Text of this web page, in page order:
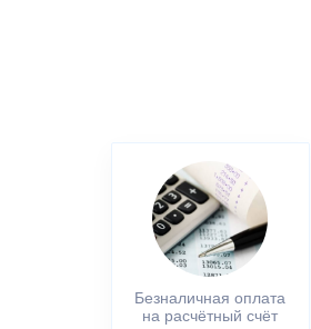
Безналичная оплата
на расчётный счёт